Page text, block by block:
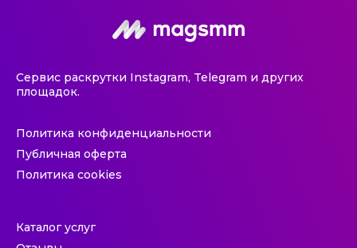
Сервис раскрутки Instagram, Telegram и других
площадок.
Политика конфиденциальности
Публичная оферта
Политика cookies
Каталог услуг